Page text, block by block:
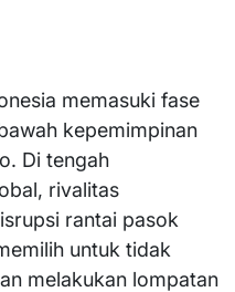
memasuki fase
kepemimpinan
Di tengah
rivalitas
rantai pasok
untuk tidak
melakukan lompatan